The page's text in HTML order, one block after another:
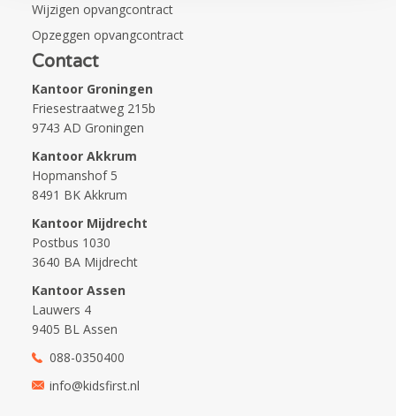
Wijzigen opvangcontract
Opzeggen opvangcontract
Contact
Kantoor Groningen
Friesestraatweg 215b
9743 AD Groningen
Kantoor Akkrum
Hopmanshof 5
8491 BK Akkrum
Kantoor Mijdrecht
Postbus 1030
3640 BA Mijdrecht
Kantoor Assen
Lauwers 4
9405 BL Assen
088-0350400
info@kidsfirst.nl